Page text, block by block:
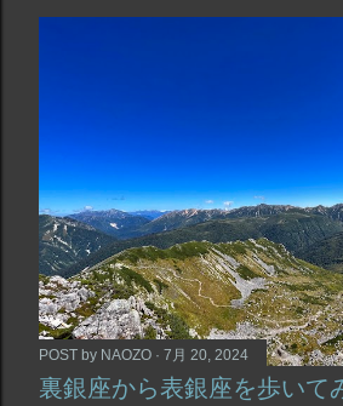
POST by NAOZO 7月 20, 2024
裏銀座から表銀座を歩いて